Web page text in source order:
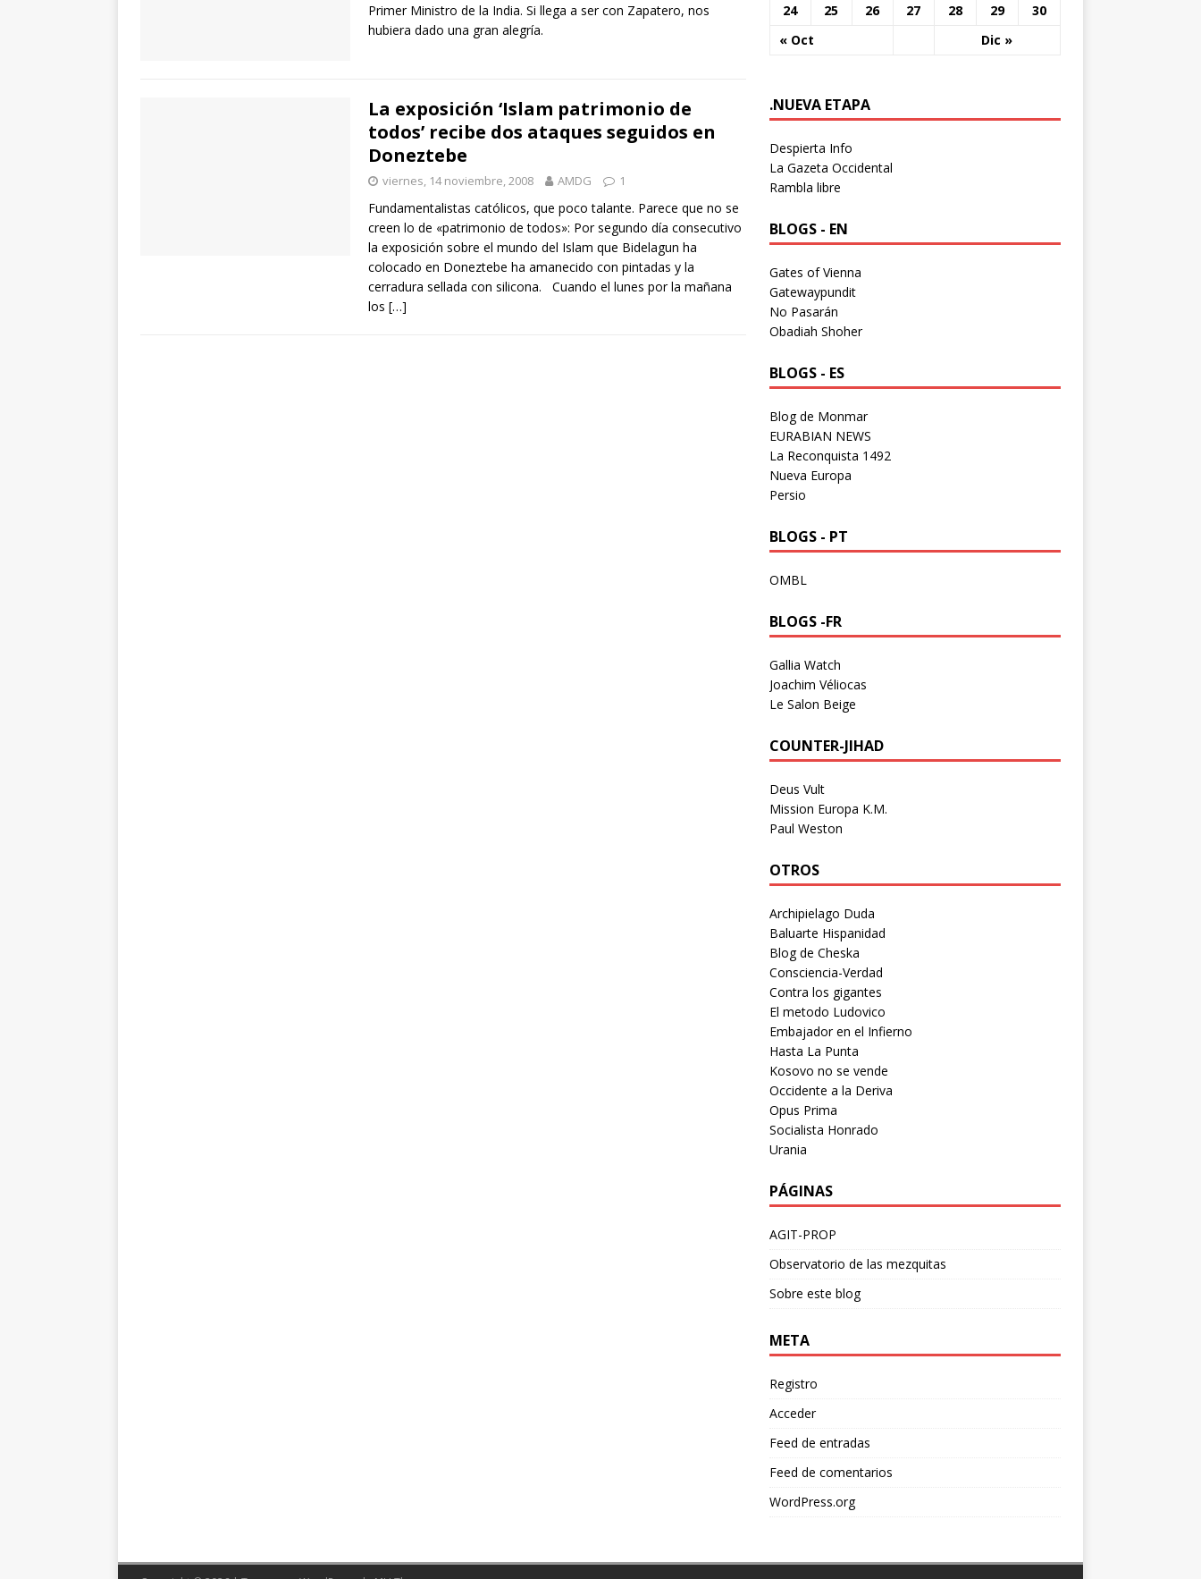
Primer Ministro de la India. Si llega a ser con Zapatero, nos
hubiera dado una gran alegría.
La exposición ‘Islam patrimonio de
todos’ recibe dos ataques seguidos en
Doneztebe
viernes, 14 noviembre, 2008 AMDG 1
Fundamentalistas católicos, que poco talante. Parece que no se
creen lo de «patrimonio de todos»: Por segundo día consecutivo
la exposición sobre el mundo del Islam que Bidelagun ha
colocado en Doneztebe ha amanecido con pintadas y la
cerradura sellada con silicona. Cuando el lunes por la mañana
los […]
« Oct Dic »
24
25 26 27 28 29 30
.NUEVA ETAPA
Despierta Info
La Gazeta Occidental
Rambla libre
BLOGS - EN
Gates of Vienna
Gatewaypundit
No Pasarán
Obadiah Shoher
BLOGS - ES
Blog de Monmar
EURABIAN NEWS
La Reconquista 1492
Nueva Europa
Persio
BLOGS - PT
OMBL
BLOGS -FR
Gallia Watch
Joachim Véliocas
Le Salon Beige
COUNTER-JIHAD
Deus Vult
Mission Europa K.M.
Paul Weston
OTROS
Archipielago Duda
Baluarte Hispanidad
Blog de Cheska
Consciencia-Verdad
Contra los gigantes
El metodo Ludovico
Embajador en el Infierno
Hasta La Punta
Kosovo no se vende
Occidente a la Deriva
Opus Prima
Socialista Honrado
Urania
PÁGINAS
AGIT-PROP
Observatorio de las mezquitas
Sobre este blog
META
Registro
Acceder
Feed de entradas
Feed de comentarios
WordPress.org